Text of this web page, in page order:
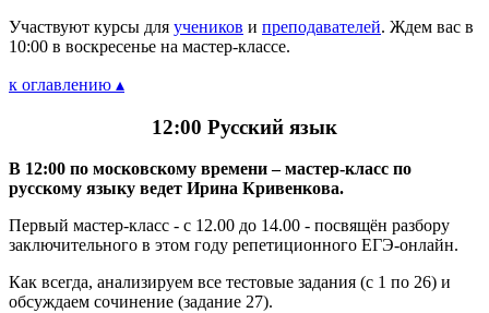
Участвуют курсы для учеников и преподавателей. Ждем вас в
10:00 в воскресенье на мастер-классе.
к оглавлению ▴
12:00 Русский язык
В 12:00 по московскому времени – мастер-класс по
русскому языку ведет Ирина Кривенкова.
Первый мастер-класс - с 12.00 до 14.00 - посвящён разбору
заключительного в этом году репетиционного ЕГЭ-онлайн.
Как всегда, анализируем все тестовые задания (с 1 по 26) и
обсуждаем сочинение (задание 27).